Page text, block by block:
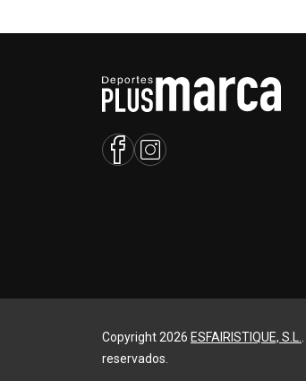
Copyright 2026 ESFAIRISTIQUE, S.L.
reservados.